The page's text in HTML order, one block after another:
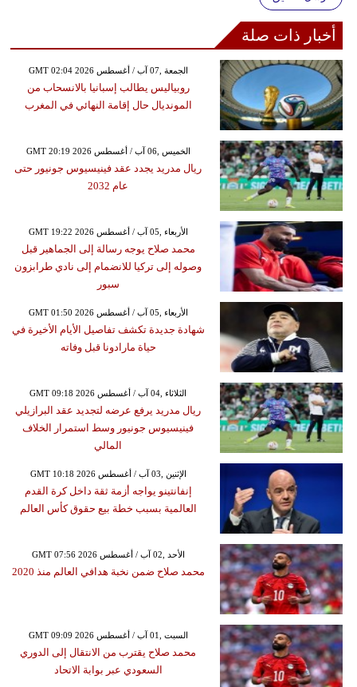
أخبار ذات صلة
GMT 02:04 2026 الجمعة ,07 آب / أغسطس
روبياليس يطالب إسبانيا بالانسحاب من
المونديال حال إقامة النهائي في المغرب
GMT 20:19 2026 الخميس ,06 آب / أغسطس
ريال مدريد يجدد عقد فينيسيوس جونيور حتى
عام 2032
GMT 19:22 2026 الأربعاء ,05 آب / أغسطس
محمد صلاح يوجه رسالة إلى الجماهير قبل
وصوله إلى تركيا للانضمام إلى نادي طرابزون
سبور
GMT 01:50 2026 الأربعاء ,05 آب / أغسطس
شهادة جديدة تكشف تفاصيل الأيام الأخيرة في
حياة مارادونا قبل وفاته
GMT 09:18 2026 الثلاثاء ,04 آب / أغسطس
ريال مدريد يرفع عرضه لتجديد عقد البرازيلي
فينيسيوس جونيور وسط استمرار الخلاف
المالي
GMT 10:18 2026 الإثنين ,03 آب / أغسطس
إنفانتينو يواجه أزمة ثقة داخل كرة القدم
العالمية بسبب خطة بيع حقوق كأس العالم
GMT 07:56 2026 الأحد ,02 آب / أغسطس
محمد صلاح ضمن نخبة هدافي العالم منذ 2020
GMT 09:09 2026 السبت ,01 آب / أغسطس
محمد صلاح يقترب من الانتقال إلى الدوري
السعودي عبر بوابة الاتحاد